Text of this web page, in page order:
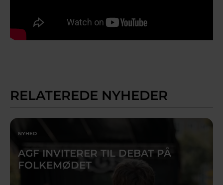
RELATEREDE NYHEDER
NYHED
AGF INVITERER TIL DEBAT PÅ
FOLKEMØDET